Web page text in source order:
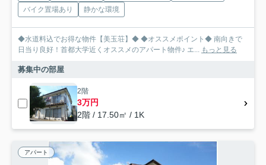
バイク置場あり
静かな環境
◆水道料込でお得な物件【美玉荘】◆ ◆オススメポイント◆ 南向きで
日当り良好！首都大学近くオススメのアパート物件♪ エ... もっと見る
募集中の部屋
2階
3万円
2階 / 17.50㎡ / 1K
アパート